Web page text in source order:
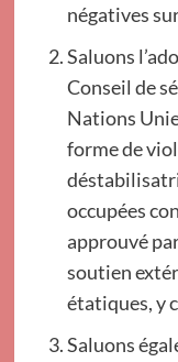
négatives
Saluons
Conseil de
Nations
forme de
occupées
approuvé
soutien
étatiques, y
Saluons